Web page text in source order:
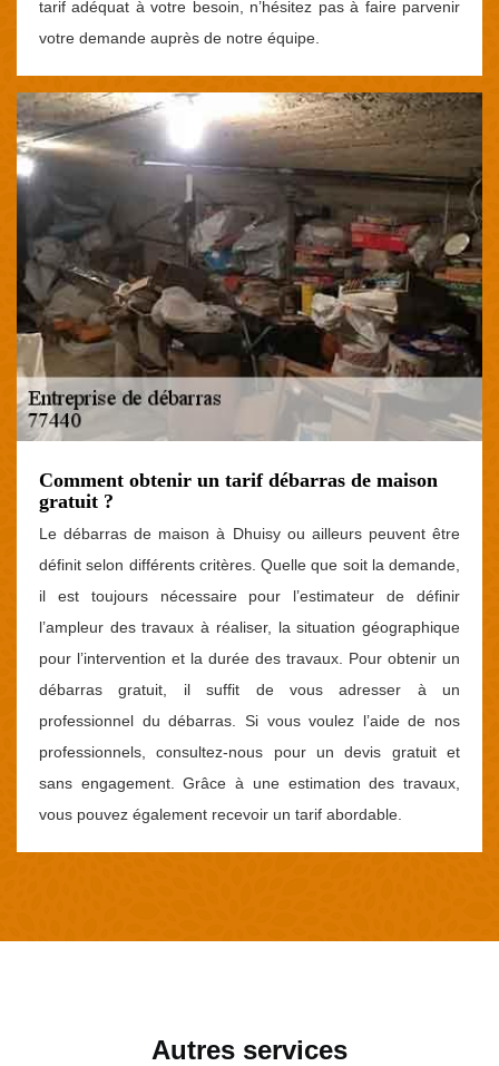
tarif adéquat à votre besoin, n’hésitez pas à faire parvenir
votre demande auprès de notre équipe.
Comment obtenir un tarif débarras de maison
gratuit ?
Le débarras de maison à Dhuisy ou ailleurs peuvent être
définit selon différents critères. Quelle que soit la demande,
il est toujours nécessaire pour l’estimateur de définir
l’ampleur des travaux à réaliser, la situation géographique
pour l’intervention et la durée des travaux. Pour obtenir un
débarras gratuit, il suffit de vous adresser à un
professionnel du débarras. Si vous voulez l’aide de nos
professionnels, consultez-nous pour un devis gratuit et
sans engagement. Grâce à une estimation des travaux,
vous pouvez également recevoir un tarif abordable.
Autres services